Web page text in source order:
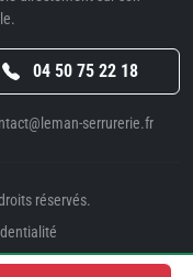
04 50 75 22 18
serrurerie.fr
réservés.